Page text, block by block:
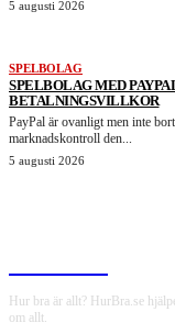
5 augusti 2026
SPELBOLAG
SPELBOLAG MED
BETALNINGSVILLKOR
PayPal är ovanligt men inte
marknadskontroll den...
5 augusti 2026
Hur bra är allt? HurBra.se
om allt.